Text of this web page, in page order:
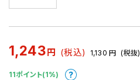
1,243 円 (税込) 1,130 円 (税抜)
11ポイント(1%)